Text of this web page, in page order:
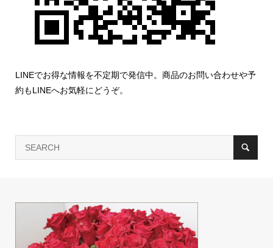
LINEでお得な情報を不定期で発信中。商品のお問い合わせや予
約もLINEへお気軽にどうぞ。